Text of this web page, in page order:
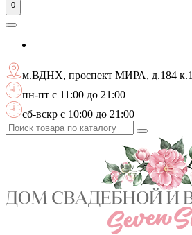
0
м.ВДНХ, проспект МИРА, д.184 к.1
пн-пт с 11:00 до 21:00
сб-вскр с 10:00 до 21:00